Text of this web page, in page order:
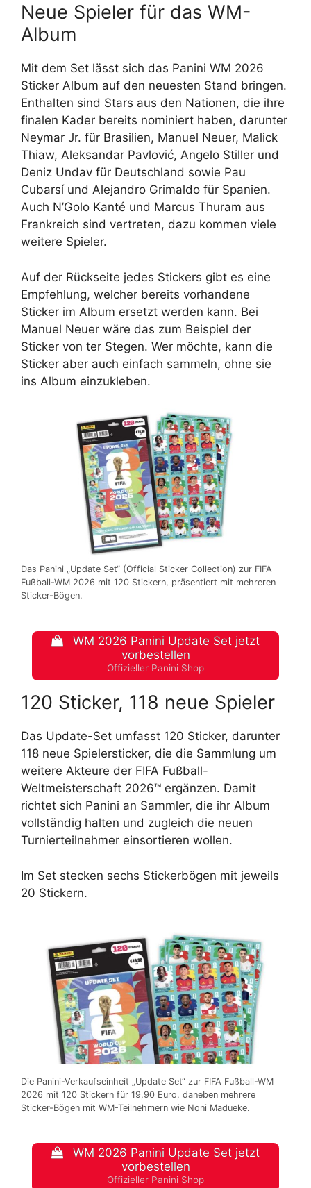
Neue Spieler für das WM-
Album
Mit dem Set lässt sich das Panini WM 2026
Sticker Album auf den neuesten Stand bringen.
Enthalten sind Stars aus den Nationen, die ihre
finalen Kader bereits nominiert haben, darunter
Neymar Jr. für Brasilien, Manuel Neuer, Malick
Thiaw, Aleksandar Pavlović, Angelo Stiller und
Deniz Undav für Deutschland sowie Pau
Cubarsí und Alejandro Grimaldo für Spanien.
Auch N’Golo Kanté und Marcus Thuram aus
Frankreich sind vertreten, dazu kommen viele
weitere Spieler.
Auf der Rückseite jedes Stickers gibt es eine
Empfehlung, welcher bereits vorhandene
Sticker im Album ersetzt werden kann. Bei
Manuel Neuer wäre das zum Beispiel der
Sticker von ter Stegen. Wer möchte, kann die
Sticker aber auch einfach sammeln, ohne sie
ins Album einzukleben.
Das Panini „Update Set“ (Official Sticker Collection) zur FIFA
Fußball-WM 2026 mit 120 Stickern, präsentiert mit mehreren
Sticker-Bögen.
WM 2026 Panini Update Set jetzt
vorbestellen
Offizieller Panini Shop
120 Sticker, 118 neue Spieler
Das Update-Set umfasst 120 Sticker, darunter
118 neue Spielersticker, die die Sammlung um
weitere Akteure der FIFA Fußball-
Weltmeisterschaft 2026™ ergänzen. Damit
richtet sich Panini an Sammler, die ihr Album
vollständig halten und zugleich die neuen
Turnierteilnehmer einsortieren wollen.
Im Set stecken sechs Stickerbögen mit jeweils
20 Stickern.
Die Panini-Verkaufseinheit „Update Set“ zur FIFA Fußball-WM
2026 mit 120 Stickern für 19,90 Euro, daneben mehrere
Sticker-Bögen mit WM-Teilnehmern wie Noni Madueke.
WM 2026 Panini Update Set jetzt
vorbestellen
Offizieller Panini Shop